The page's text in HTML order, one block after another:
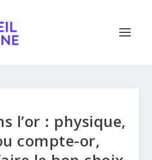
l’or : physique,
compte-or,